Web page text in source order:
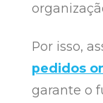
Por isso,
pedidos
garante o